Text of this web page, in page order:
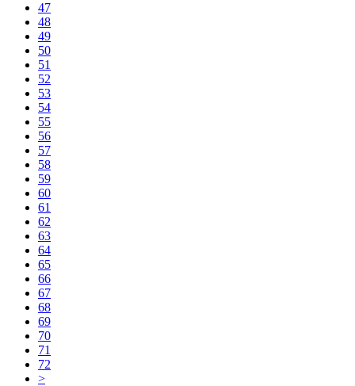
47
48
49
50
51
52
53
54
55
56
57
58
59
60
61
62
63
64
65
66
67
68
69
70
71
72
>